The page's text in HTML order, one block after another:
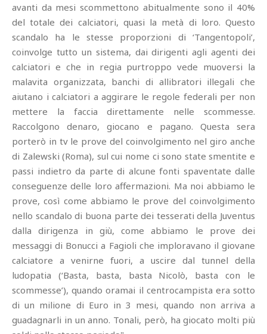
avanti da mesi scommettono abitualmente sono il 40%
del totale dei calciatori, quasi la metà di loro. Questo
scandalo ha le stesse proporzioni di ‘Tangentopoli’,
coinvolge tutto un sistema, dai dirigenti agli agenti dei
calciatori e che in regia purtroppo vede muoversi la
malavita organizzata, banchi di allibratori illegali che
aiutano i calciatori a aggirare le regole federali per non
mettere la faccia direttamente nelle scommesse.
Raccolgono denaro, giocano e pagano. Questa sera
porterò in tv le prove del coinvolgimento nel giro anche
di Zalewski (Roma), sul cui nome ci sono state smentite e
passi indietro da parte di alcune fonti spaventate dalle
conseguenze delle loro affermazioni. Ma noi abbiamo le
prove, così come abbiamo le prove del coinvolgimento
nello scandalo di buona parte dei tesserati della Juventus
dalla dirigenza in giù, come abbiamo le prove dei
messaggi di Bonucci a Fagioli che imploravano il giovane
calciatore a venirne fuori, a uscire dal tunnel della
ludopatia (‘Basta, basta, basta Nicolò, basta con le
scommesse’), quando oramai il centrocampista era sotto
di un milione di Euro in 3 mesi, quando non arriva a
guadagnarli in un anno. Tonali, però, ha giocato molti più